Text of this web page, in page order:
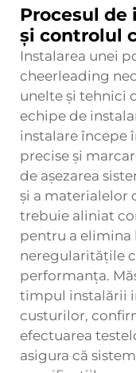
Procesul de
și controlul
Instalarea unei
cheerleading
unelte și tehnici
echipe de
instalare începe
precise și
de așezarea
și a materialelor
trebuie aliniat
pentru a elimina
neregularitățile
performanța.
timpul instalării
custurilor,
efectuarea
asigura că